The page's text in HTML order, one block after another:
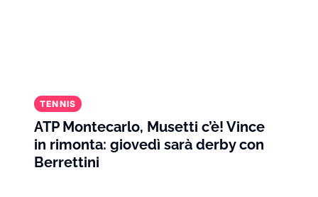
TENNIS
ATP Montecarlo, Musetti c’è! Vince
in rimonta: giovedì sarà derby con
Berrettini